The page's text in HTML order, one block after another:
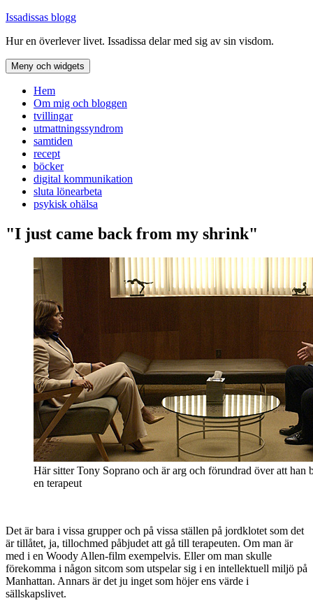
Hoppa
innehåll
Issadissas blogg
Hur en överlever livet. Issadissa delar med sig av sin visdom.
Meny och widgets
Hem
Om mig och bloggen
tvillingar
utmattningssyndrom
samtiden
recept
böcker
digital kommunikation
sluta lönearbeta
psykisk ohälsa
"I just came back from my shrink"
Här sitter Tony Soprano och är arg och förundrad över att han
en terapeut
Det är bara i vissa grupper och på vissa ställen på jordklotet som det
är tillåtet, ja, tillochmed påbjudet att gå till terapeuten. Om man är
med i en Woody Allen-film exempelvis. Eller om man skulle
förekomma i någon sitcom som utspelar sig i en intellektuell miljö på
Manhattan. Annars är det ju inget som höjer ens värde i
sällskapslivet.